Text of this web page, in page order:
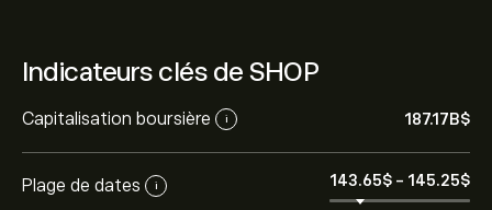
Indicateurs clés de SHOP
Capitalisation boursière i 187.17B‎$‎
Plage de dates i 143.65‎$‎ - 145.25‎$‎